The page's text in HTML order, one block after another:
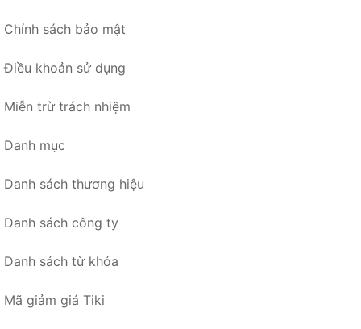
Chính sách bảo mật
Điều khoản sử dụng
Miễn trừ trách nhiệm
Danh mục
Danh sách thương hiệu
Danh sách công ty
Danh sách từ khóa
Mã giảm giá Tiki